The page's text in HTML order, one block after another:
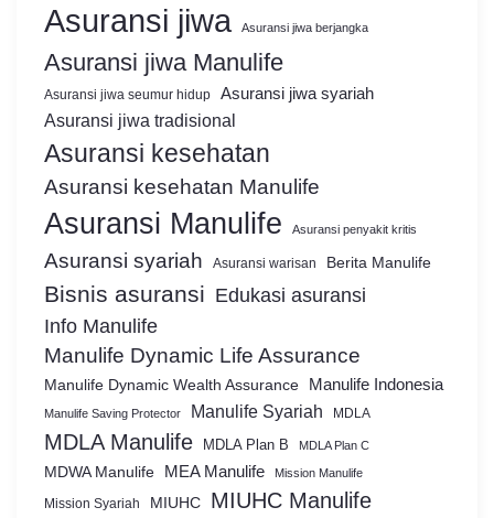
Asuransi jiwa Asuransi jiwa berjangka
Asuransi jiwa Manulife
Asuransi jiwa seumur hidup Asuransi jiwa syariah
Asuransi jiwa tradisional
Asuransi kesehatan
Asuransi kesehatan Manulife
Asuransi Manulife Asuransi penyakit kritis
Asuransi syariah Asuransi warisan Berita Manulife
Bisnis asuransi Edukasi asuransi
Info Manulife
Manulife Dynamic Life Assurance
Manulife Dynamic Wealth Assurance Manulife Indonesia
Manulife Saving Protector Manulife Syariah MDLA
MDLA Manulife MDLA Plan B MDLA Plan C
MDWA Manulife MEA Manulife Mission Manulife
Mission Syariah MIUHC MIUHC Manulife